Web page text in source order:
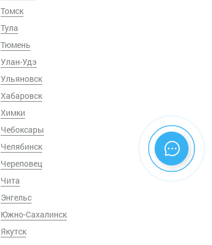
Томск
Тула
Тюмень
Улан-Удэ
Ульяновск
Хабаровск
Химки
Чебоксары
Челябинск
Череповец
Чита
Энгельс
Южно-Сахалинск
Якутск